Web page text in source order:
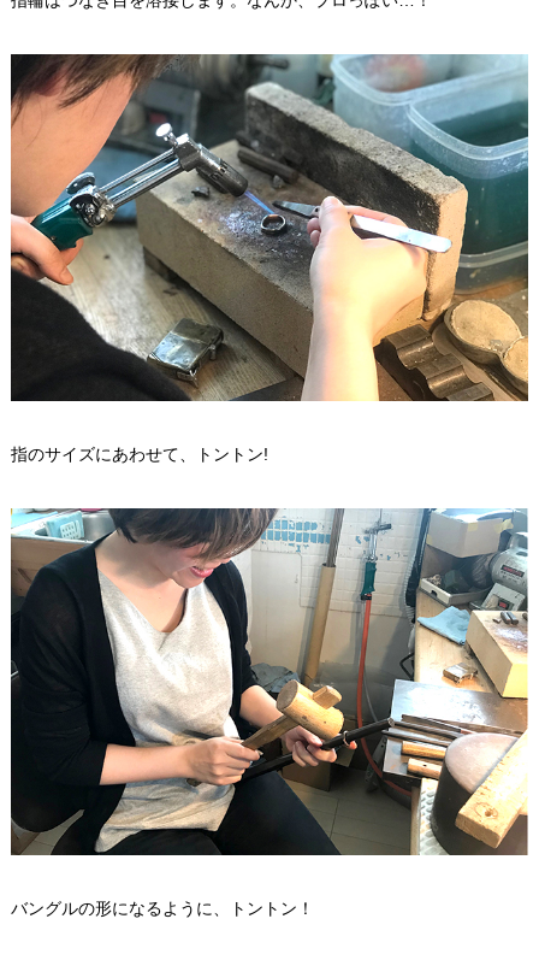
指のサイズにあわせて、トントン!
バングルの形になるように、トントン！